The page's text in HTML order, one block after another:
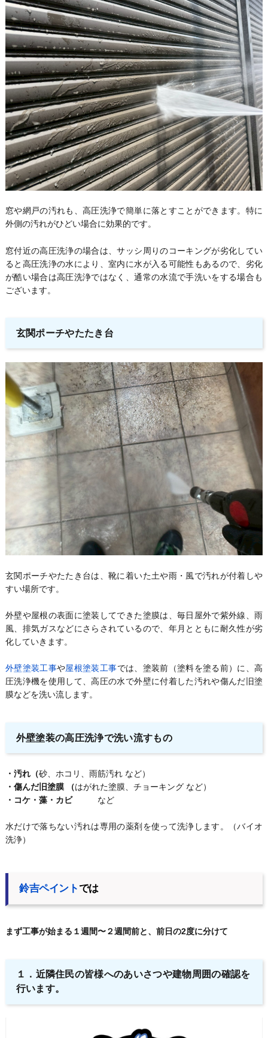
窓や網戸の汚れも、高圧洗浄で簡単に落とすことができます。特に
外側の汚れがひどい場合に効果的です。
窓付近の高圧洗浄の場合は、サッシ周りのコーキングが劣化してい
ると高圧洗浄の水により、室内に水が入る可能性もあるので、劣化
が酷い場合は高圧洗浄ではなく、通常の水流で手洗いをする場合も
ございます。
玄関ポーチやたたき台
玄関ポーチやたたき台は、靴に着いた土や雨・風で汚れが付着しや
すい場所です。
外壁や屋根の表面に塗装してできた塗膜は、毎日屋外で紫外線、雨
風、排気ガスなどにさらされているので、年月とともに耐久性が劣
化していきます。
外壁塗装工事や屋根塗装工事では、塗装前（塗料を塗る前）に、高
圧洗浄機を使用して、高圧の水で外壁に付着した汚れや傷んだ旧塗
膜などを洗い流します。
外壁塗装の高圧洗浄で洗い流すもの
・汚れ（砂、ホコリ、雨筋汚れ など）
・傷んだ旧塗膜 （はがれた塗膜、チョーキング など）
・コケ・藻・カビなど
水だけで落ちない汚れは専用の薬剤を使って洗浄します。（バイオ
洗浄）
鈴吉ペイントでは
まず工事が始まる１週間〜２週間前と、前日の2度に分けて
１． 近隣住民の皆様へのあいさつや建物周囲の確認を
行います。